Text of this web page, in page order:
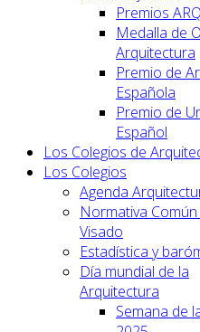
Premios
Medalla de
Arquitectura
Premio de
Española
Premio de
Español
Los Colegios de
Los Colegios
Agenda
Normativa
Visado
Estadística y
Día mundial de la
Arquitectura
Semana de